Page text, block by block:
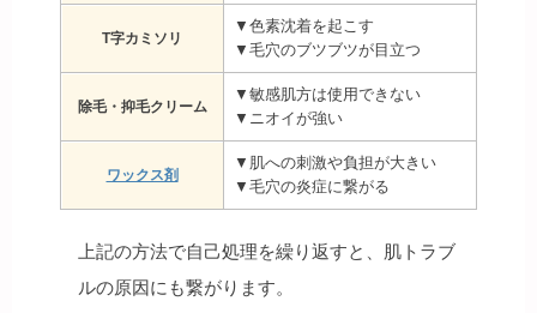
T字カミソリ
▼色素沈着を起こす
▼毛穴のブツブツが目立つ
除毛・抑毛クリーム
▼敏感肌方は使用できない
▼ニオイが強い
ワックス剤
▼肌への刺激や負担が大きい
▼毛穴の炎症に繋がる
上記の方法で自己処理を繰り返すと、肌トラブ
ルの原因にも繋がります。